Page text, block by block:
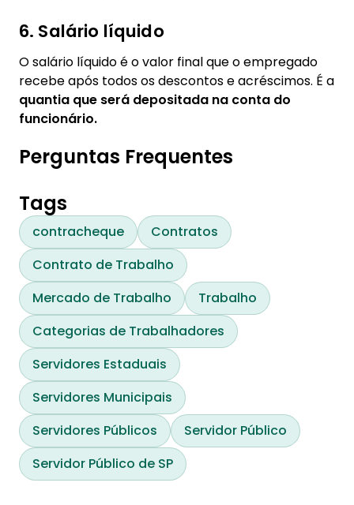
6. Salário líquido
O salário líquido é o valor final que o empregado
recebe após todos os descontos e acréscimos. É a
quantia que será depositada na conta do
funcionário.
Perguntas Frequentes
Tags
contracheque
Contratos
Contrato de Trabalho
Mercado de Trabalho
Trabalho
Categorias de Trabalhadores
Servidores Estaduais
Servidores Municipais
Servidores Públicos
Servidor Público
Servidor Público de SP